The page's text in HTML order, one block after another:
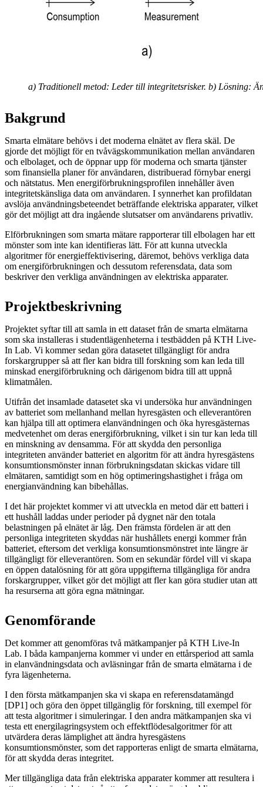
a) Traditionell metod: Leder till integritetsrisker. b) Lösning:
Bakgrund
Smarta elmätare behövs i det moderna elnätet av flera skäl. De
gjorde det möjligt för en tvåvägskommunikation mellan användaren
och elbolaget, och de öppnar upp för moderna och smarta tjänster
som finansiella planer för användaren, distribuerad förnybar energi
och nätstatus. Men energiförbrukningsprofilen innehåller även
integritetskänsliga data om användaren. I synnerhet kan profildatan
avslöja användningsbeteendet beträffande elektriska apparater, vilket
gör det möjligt att dra ingående slutsatser om användarens privatliv.
Elförbrukningen som smarta mätare rapporterar till elbolagen har ett
mönster som inte kan identifieras lätt. För att kunna utveckla
algoritmer för energieffektivisering, däremot, behövs verkliga data
om energiförbrukningen och dessutom referensdata, data som
beskriver den verkliga användningen av elektriska apparater.
Projektbeskrivning
Projektet syftar till att samla in ett dataset från de smarta elmätarna
som ska installeras i studentlägenheterna i testbädden på KTH Live-
In Lab. Vi kommer sedan göra datasetet tillgängligt för andra
forskargrupper så att fler kan bidra till forskning som kan leda till
minskad energiförbrukning och därigenom bidra till att uppnå
klimatmålen.
Utifrån det insamlade datasetet ska vi undersöka hur användningen
av batteriet som mellanhand mellan hyresgästen och elleverantören
kan hjälpa till att optimera elanvändningen och öka hyresgästernas
medvetenhet om deras energiförbrukning, vilket i sin tur kan leda till
en minskning av densamma. För att skydda den personliga
integriteten använder batteriet en algoritm för att ändra hyresgästens
konsumtionsmönster innan förbrukningsdatan skickas vidare till
elmätaren, samtidigt som en hög optimeringshastighet i fråga om
energianvändning kan bibehållas.
I det här projektet kommer vi att utveckla en metod där ett batteri i
ett hushåll laddas under perioder på dygnet när den totala
belastningen på elnätet är låg. Den främsta fördelen är att den
personliga integriteten skyddas när hushållets energi kommer från
batteriet, eftersom det verkliga konsumtionsmönstret inte längre är
tillgängligt för elleverantören. Som en sekundär fördel vill vi skapa
en öppen datalösning för att göra uppgifterna tillgängliga för andra
forskargrupper, vilket gör det möjligt att fler kan göra studier utan att
ha resurserna att göra egna mätningar.
Genomförande
Det kommer att genomföras två mätkampanjer på KTH Live-In
Lab. I båda kampanjerna kommer vi under en ettårsperiod att samla
in elanvändningsdata och avläsningar från de smarta elmätarna i de
fyra lägenheterna.
I den första mätkampanjen ska vi skapa en referensdatamängd
[DP1] och göra den öppet tillgänglig för forskning, till exempel för
att testa algoritmer i simuleringar. I den andra mätkampanjen ska vi
testa ett energilagringsystem och effektflödesalgoritmer för att
utvärdera deras lämplighet att ändra hyresgästens
konsumtionsmönster, som det rapporteras enligt de smarta elmätarna,
för att skydda deras integritet.
Mer tillgängliga data från elektriska apparater kommer att resultera i